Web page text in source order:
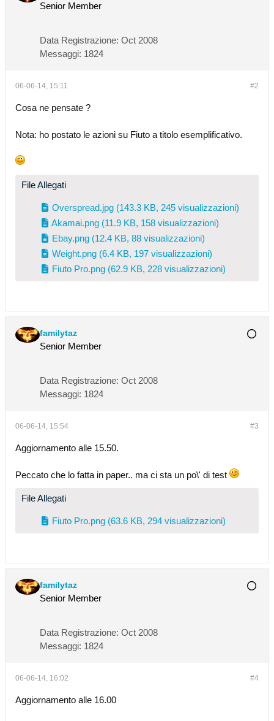
Senior Member
Data Registrazione: Oct 2008
Messaggi: 1824
#2
06-06-14, 15:11
Cosa ne pensate ?
Nota: ho postato le azioni su Fiuto a titolo esemplificativo.
File Allegati
Overspread.jpg (143.3 KB, 245 visualizzazioni)
Akamai.png (11.9 KB, 158 visualizzazioni)
Ebay.png (12.4 KB, 88 visualizzazioni)
Weight.png (6.4 KB, 197 visualizzazioni)
Fiuto Pro.png (62.9 KB, 228 visualizzazioni)
familytaz
Senior Member
Data Registrazione: Oct 2008
Messaggi: 1824
#3
06-06-14, 15:54
Aggiornamento alle 15.50.
Peccato che lo fatta in paper.. ma ci sta un po\' di test
File Allegati
Fiuto Pro.png (63.6 KB, 294 visualizzazioni)
familytaz
Senior Member
Data Registrazione: Oct 2008
Messaggi: 1824
#4
06-06-14, 16:02
Aggiornamento alle 16.00